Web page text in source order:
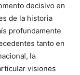
decisivo en
de la historia
profundamente
tanto en
la
visiones